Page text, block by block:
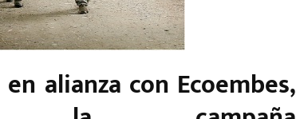
alianza con Ecoembes,